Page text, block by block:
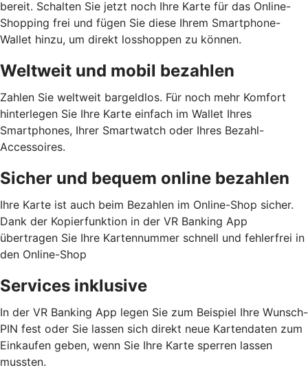
bereit. Schalten Sie jetzt noch Ihre Karte für das Online-
Shopping frei und fügen Sie diese Ihrem Smartphone-
Wallet hinzu, um direkt losshoppen zu können.
Weltweit und mobil bezahlen
Zahlen Sie weltweit bargeldlos. Für noch mehr Komfort
hinterlegen Sie Ihre Karte einfach im Wallet Ihres
Smartphones, Ihrer Smartwatch oder Ihres Bezahl-
Accessoires.
Sicher und bequem online bezahlen
Ihre Karte ist auch beim Bezahlen im Online-Shop sicher.
Dank der Kopierfunktion in der VR Banking App
übertragen Sie Ihre Kartennummer schnell und fehlerfrei in
den Online-Shop
Services inklusive
In der VR Banking App legen Sie zum Beispiel Ihre Wunsch-
PIN fest oder Sie lassen sich direkt neue Kartendaten zum
Einkaufen geben, wenn Sie Ihre Karte sperren lassen
mussten.